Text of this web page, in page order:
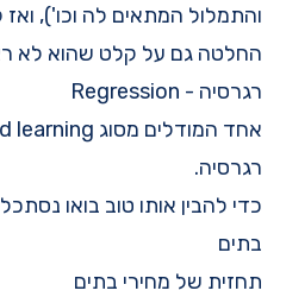
והתמלול המתאים לה וכו'),
החלטה גם על קלט שהוא לא
רגרסיה - Regression
אחד המודלים מסוג supervised learning הוא מודל מסוג
רגרסיה.
כדי להבין אותו טוב בואו
בתים
תחזית של מחירי בתים